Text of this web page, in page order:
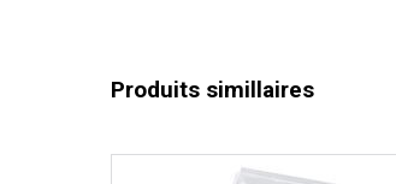
Produits simillaires